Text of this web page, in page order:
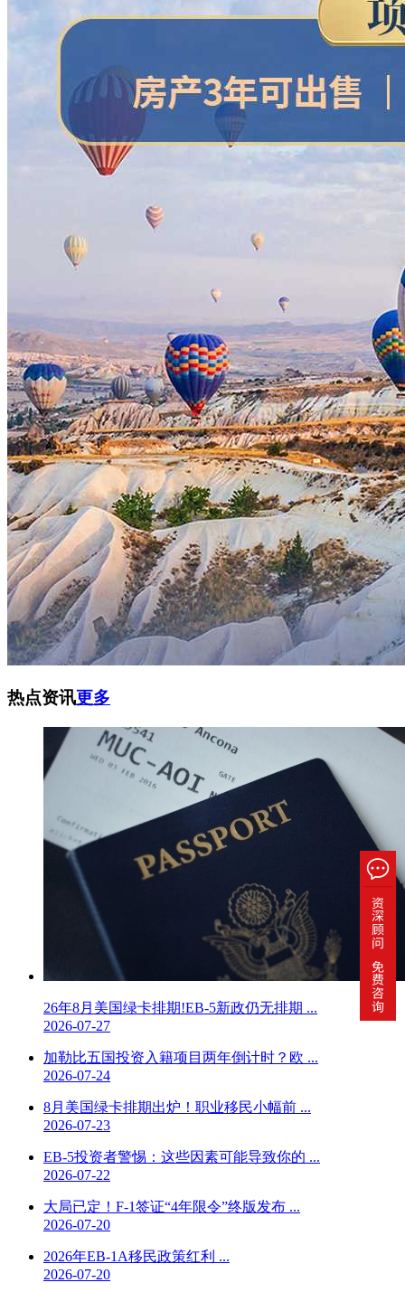
热点资讯更多
26年8月美国绿卡排期!EB-5新政仍无排期 ...
2026-07-27
加勒比五国投资入籍项目两年倒计时？欧 ...
2026-07-24
8月美国绿卡排期出炉！职业移民小幅前 ...
2026-07-23
EB-5投资者警惕：这些因素可能导致你的 ...
2026-07-22
大局已定！F-1签证“4年限令”终版发布 ...
2026-07-20
2026年EB-1A移民政策红利 ...
2026-07-20